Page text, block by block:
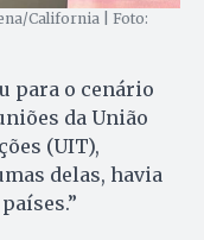
California | Foto:
para o cenário
da União
(UIT),
delas, havia